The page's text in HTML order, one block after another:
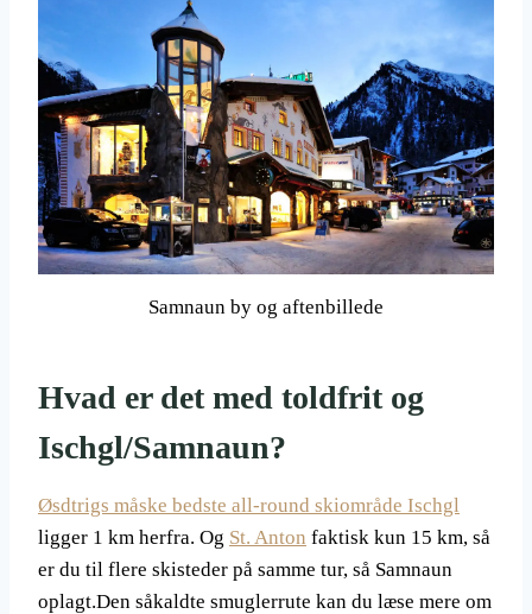
Samnaun by og aftenbillede
Hvad er det med toldfrit og
Ischgl/Samnaun?
Øsdtrigs måske bedste all-round skiområde Ischgl
ligger 1 km herfra. Og St. Anton faktisk kun 15 km, så
er du til flere skisteder på samme tur, så Samnaun
oplagt.Den såkaldte smuglerrute kan du læse mere om